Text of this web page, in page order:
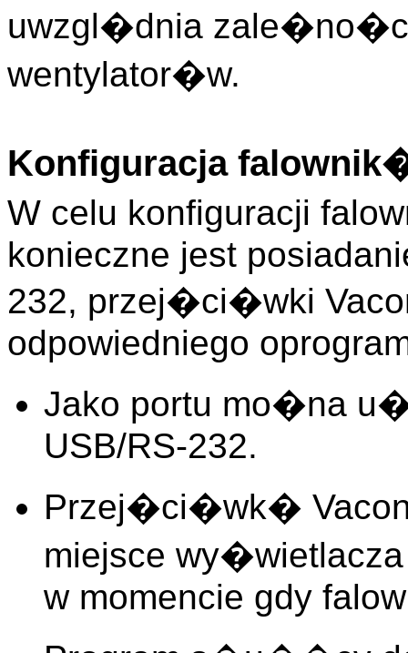
uwzgl�dnia
wentylator�w.
Konfiguracja
W celu konfiguracji
konieczne jest
232, przej�ci�wki
odpowiedniego
Jako portu mo�na
USB/RS-232.
Przej�ci�wk�
miejsce
w momencie gdy